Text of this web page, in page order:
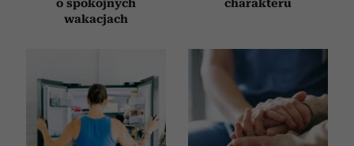
o spokojnych
wakacjach
charakteru